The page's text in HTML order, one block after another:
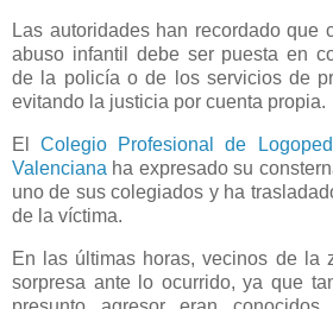
Las autoridades han recordado que
abuso infantil debe ser puesta en
de la policía o de los servicios de
evitando la justicia por cuenta propia.
ElColegio Profesional de
Valenciana ha expresado su
uno de sus colegiados y ha
de la víctima.
En las últimas horas, vecinos de la
sorpresa ante lo ocurrido, ya que